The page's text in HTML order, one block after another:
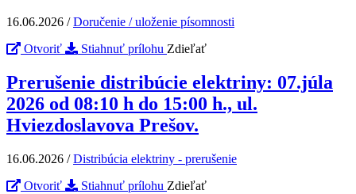
16.06.2026 /Doručenie / uloženie písomnosti
Otvoriť
Stiahnuť prílohu Zdieľať
Prerušenie distribúcie elektriny: 07.júla
2026 od 08:10 h do 15:00 h., ul.
Hviezdoslavova Prešov.
16.06.2026 /Distribúcia elektriny - prerušenie
Otvoriť
Stiahnuť prílohu Zdieľať